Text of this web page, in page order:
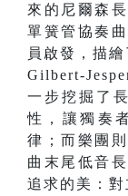
來的尼爾森
單簧管協奏
員啟發，描
Gilbert-
一步挖掘了
性，讓獨奏
律；而樂團
曲末尾低音
追求的美：對